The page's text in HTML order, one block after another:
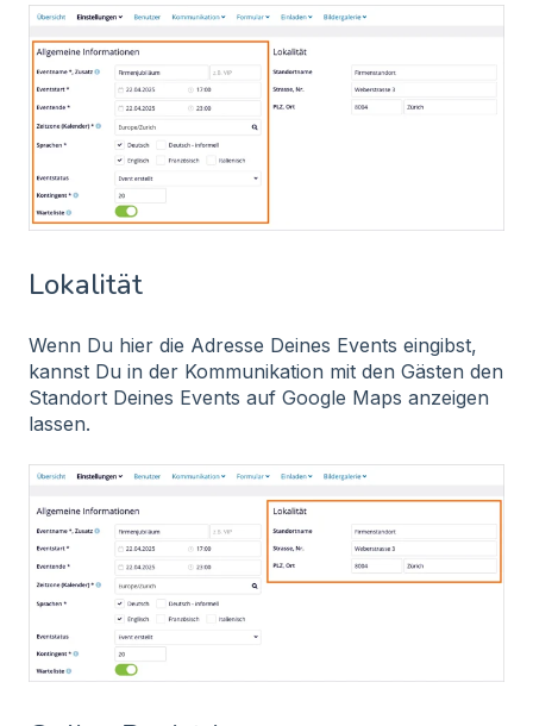
Lokalität
Wenn Du hier die Adresse Deines Events eingibst,
kannst Du in der Kommunikation mit den Gästen den
Standort Deines Events auf Google Maps anzeigen
lassen.